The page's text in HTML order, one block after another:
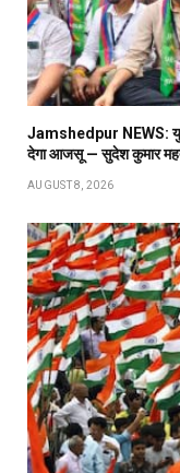
Jamshedpur NEWS:
देगा आजसू — सुदेश कुमार
AUGUST 8, 2026